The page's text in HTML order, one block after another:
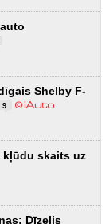
Shelby F-
9
kļūdu skaits uz
Dīzelis